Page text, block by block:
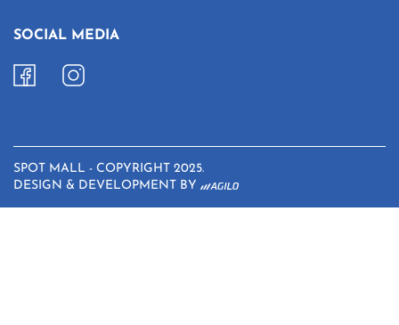
SOCIAL MEDIA
SPOT MALL - COPYRIGHT 2025.
DESIGN & DEVELOPMENT BY